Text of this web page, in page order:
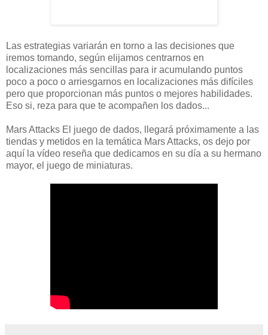
Las estrategias variarán en torno a las decisiones que
iremos tomando, según elijamos centrarnos en
localizaciones más sencillas para ir acumulando puntos
poco a poco o arriesgarnos en localizaciones más difíciles
pero que proporcionan más puntos o mejores habilidades.
Eso si, reza para que te acompañen los dados...
Mars Attacks El juego de dados, llegará próximamente a las
tiendas y metidos en la temática Mars Attacks, os dejo por
aquí la vídeo reseña que dedicamos en su día a su hermano
mayor, el juego de miniaturas.